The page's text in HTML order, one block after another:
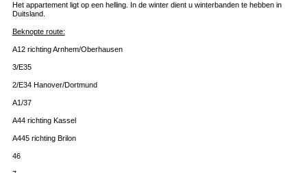
Het appartement ligt op een helling. In de winter dient u winterbanden te hebben in
Duitsland.
Beknopte route:
A12 richting Arnhem/Oberhausen
3/E35
2/E34 Hanover/Dortmund
A1/37
A44 richting Kassel
A445 richting Brilon
46